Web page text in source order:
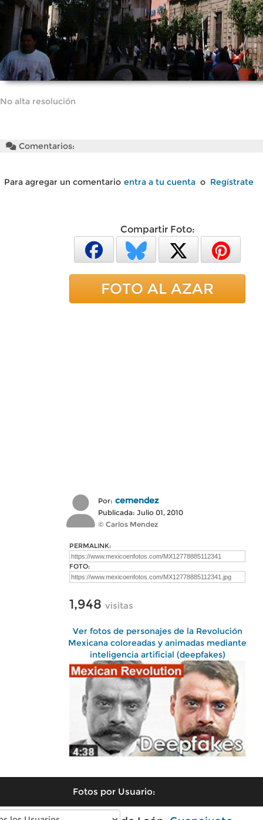
No alta resolución
Comentarios:
Para agregar un comentario entra a tu cuenta o Regístrate
Compartir Foto:
FOTO AL AZAR
Por: cemendez
Publicada: Julio 01, 2010
© Carlos Mendez
PERMALINK:
FOTO:
1,948 visitas
Ver fotos de personajes de la Revolución
Mexicana coloreadas y animadas mediante
inteligencia artificial (deepfakes)
Fotos por Usuario: